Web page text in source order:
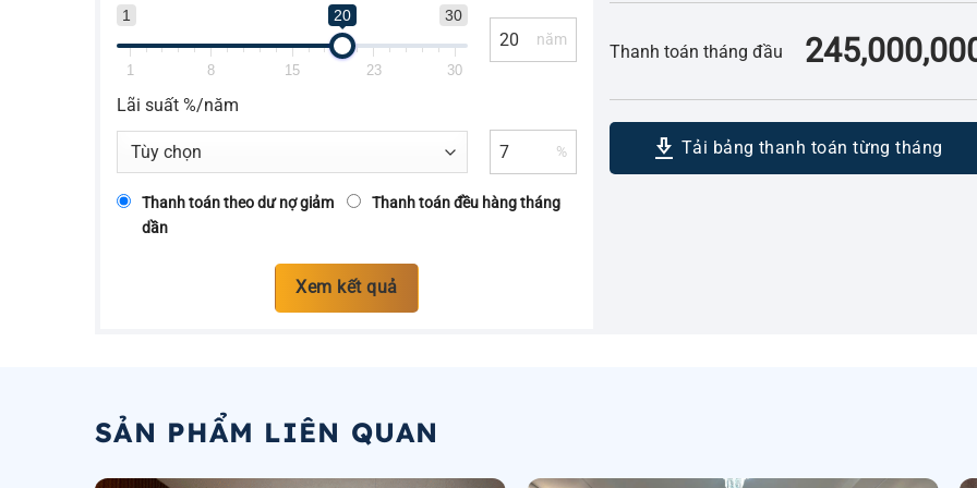
1 30
20
1 8 15 23 30
năm
Lãi suất %/năm
%
Thanh toán theo dư nợ giảm
dần
Thanh toán đều hàng tháng
Xem kết quả
Thanh toán tháng đầu
download_2 Tải bảng thanh toán từng tháng
SẢN PHẨM LIÊN QUAN